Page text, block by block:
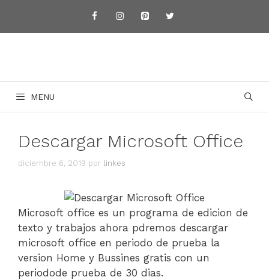
contenido
MENU
Descargar Microsoft Office
diciembre 6, 2019 por linkes
Microsoft office es un programa de edicion de
texto y trabajos ahora pdremos descargar
microsoft office en periodo de prueba la
version Home y Bussines gratis con un
periodode prueba de 30 dias.